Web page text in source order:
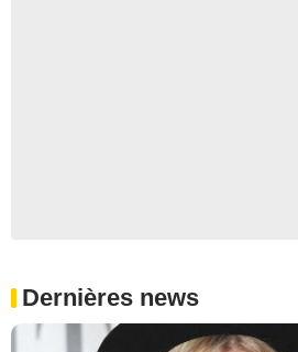
Dernières news